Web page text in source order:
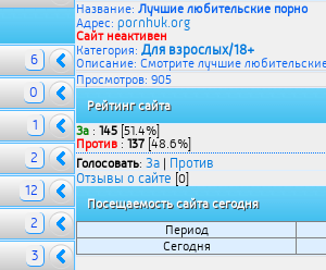
6
0
1
2
12
2
3
Название: Лучшие любительские порно
Адрес: pornhuk.org
Сайт неактивен
Категория: Для взрослых/18+
Описание: Смотрите лучшие
Просмотров: 905
Рейтинг сайта
За : 145 [51.4%]
Против : 137 [48.6%]
Голосовать: За | Против
Отзывы о сайте [0]
Посещаемость сайта сегодня
Период
Сегодня